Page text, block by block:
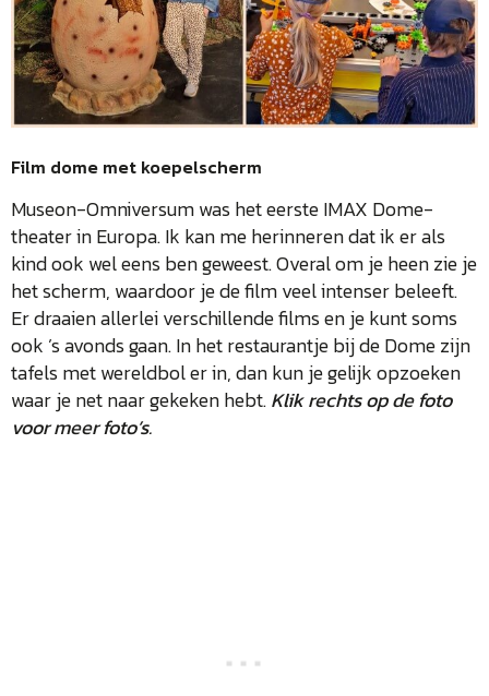
Film dome met koepelscherm
Museon-Omniversum was het eerste IMAX Dome-
theater in Europa. Ik kan me herinneren dat ik er als
kind ook wel eens ben geweest. Overal om je heen zie je
het scherm, waardoor je de film veel intenser beleeft.
Er draaien allerlei verschillende films en je kunt soms
ook ’s avonds gaan. In het restaurantje bij de Dome zijn
tafels met wereldbol er in, dan kun je gelijk opzoeken
waar je net naar gekeken hebt.Klik rechts op de foto
voor meer foto’s.